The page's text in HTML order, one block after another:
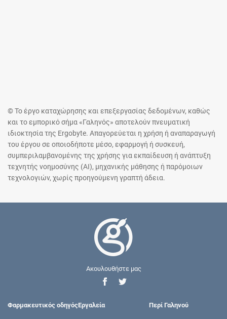
© Το έργο καταχώρησης και επεξεργασίας δεδομένων, καθώς
και το εμπορικό σήμα «Γαληνός» αποτελούν πνευματική
ιδιοκτησία της Ergobyte. Απαγορεύεται η χρήση ή αναπαραγωγή
του έργου σε οποιοδήποτε μέσο, εφαρμογή ή συσκευή,
συμπεριλαμβανομένης της χρήσης για εκπαίδευση ή ανάπτυξη
τεχνητής νοημοσύνης (AI), μηχανικής μάθησης ή παρόμοιων
τεχνολογιών, χωρίς προηγούμενη γραπτή άδεια.
Ακουλουθήστε μας
Φαρμακευτικός οδηγόςΕργαλεία Περί Γαληνού